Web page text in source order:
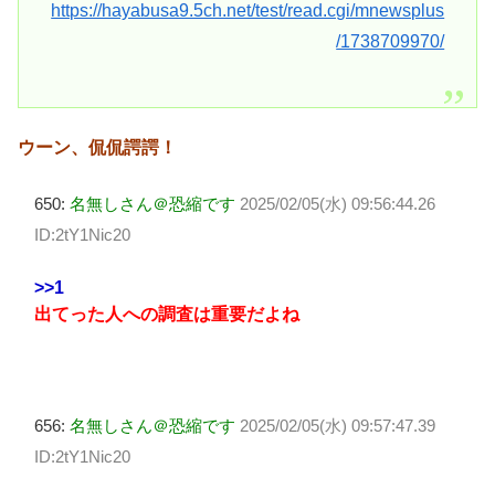
https://hayabusa9.5ch.net/test/read.cgi/mnewsplus
/1738709970/
ウーン、侃侃諤諤！
650: 名無しさん＠恐縮です 2025/02/05(水) 09:56:44.26
ID:2tY1Nic20
>>1
出てった人への調査は重要だよね
656: 名無しさん＠恐縮です 2025/02/05(水) 09:57:47.39
ID:2tY1Nic20